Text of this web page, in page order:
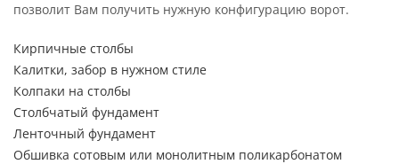
позволит Вам получить нужную конфигурацию ворот.
Кирпичные столбы
Калитки, забор в нужном стиле
Колпаки на столбы
Столбчатый фундамент
Ленточный фундамент
Обшивка сотовым или монолитным поликарбонатом